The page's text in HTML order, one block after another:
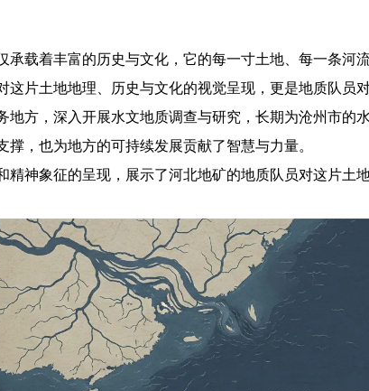
承载着丰富的历史与文化，它的每一寸土地、每一条河
片土地地理、历史与文化的视觉呈现，更是地质队员
地方，深入开展水文地质调查与研究，长期为沧州市的
，也为地方的可持续发展贡献了智慧与力量。
神象征的呈现，展示了河北地矿的地质队员对这片土地